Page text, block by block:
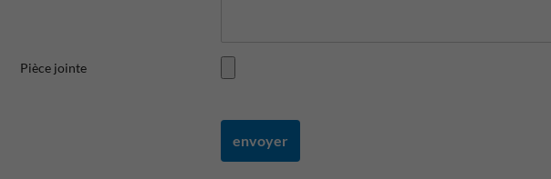
Pièce jointe
envoyer